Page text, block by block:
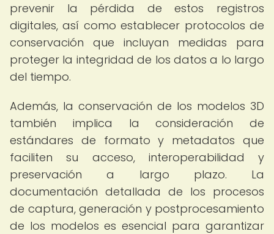
prevenir la pérdida de estos registros
digitales, así como establecer protocolos de
conservación que incluyan medidas para
proteger la integridad de los datos a lo largo
del tiempo.
Además, la conservación de los modelos 3D
también implica la consideración de
estándares de formato y metadatos que
faciliten su acceso, interoperabilidad y
preservación a largo plazo. La
documentación detallada de los procesos
de captura, generación y postprocesamiento
de los modelos es esencial para garantizar